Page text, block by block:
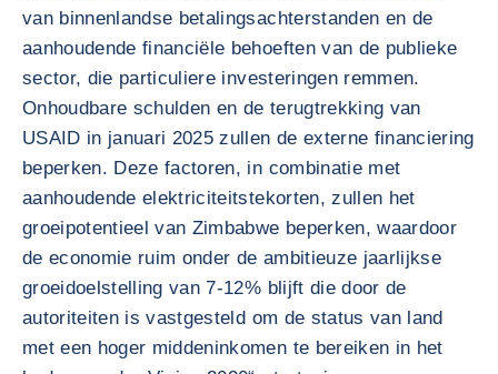
van binnenlandse betalingsachterstanden en de
aanhoudende financiële behoeften van de publieke
sector, die particuliere investeringen remmen.
Onhoudbare schulden en de terugtrekking van
USAID in januari 2025 zullen de externe financiering
beperken. Deze factoren, in combinatie met
aanhoudende elektriciteitstekorten, zullen het
groeipotentieel van Zimbabwe beperken, waardoor
de economie ruim onder de ambitieuze jaarlijkse
groeidoelstelling van 7-12% blijft die door de
autoriteiten is vastgesteld om de status van land
met een hoger middeninkomen te bereiken in het